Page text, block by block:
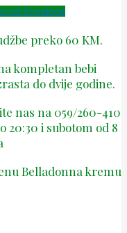
alt Envelope
preko 60 KM.
kompletan bebi
do dvije godine.
nas na 059/260-410
20:30 i subotom od 8
Belladonna kremu